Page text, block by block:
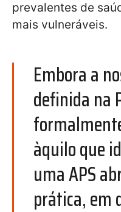
prevalentes de
mais vulneráveis.
Embora a
definida na
àquilo que
uma APS
prática, em